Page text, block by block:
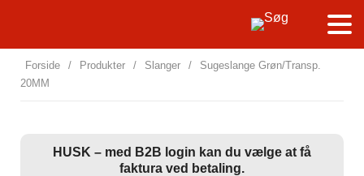
Forside / Produkter / Slanger /
Sugeslange Grøn/Transp.
20MM
HUSK – med B2B login kan du vælge at få
faktura ved betaling.